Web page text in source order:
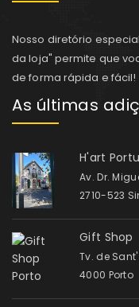
Nosso diretório
da loja" permite que
de forma rápida e fácil!
As últimas
H'art
Av. Dr.
2710-523
Gift Shop
Tv. de
4000 Porto